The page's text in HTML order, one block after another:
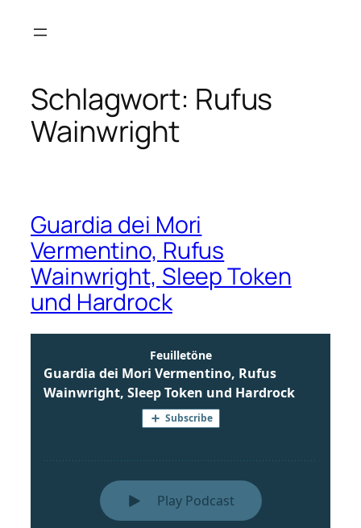
Inhalt
Schlagwort: Rufus
Wainwright
Guardia dei Mori
Vermentino, Rufus
Wainwright, Sleep Token
und Hardrock